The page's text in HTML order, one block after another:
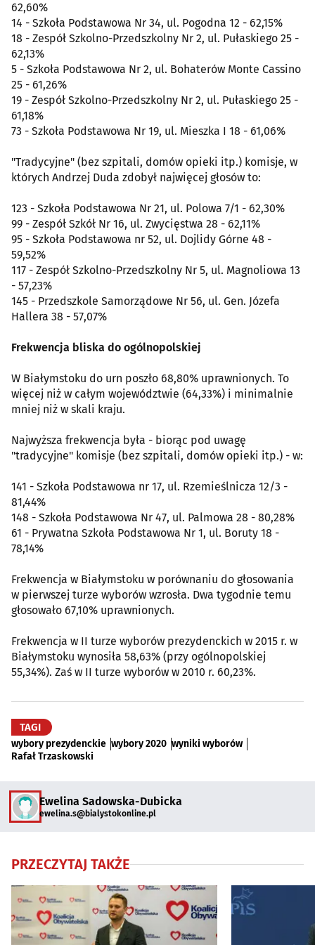
62,60%
14 - Szkoła Podstawowa Nr 34, ul. Pogodna 12 - 62,15%
18 - Zespół Szkolno-Przedszkolny Nr 2, ul. Pułaskiego 25 -
62,13%
5 - Szkoła Podstawowa Nr 2, ul. Bohaterów Monte Cassino
25 - 61,26%
19 - Zespół Szkolno-Przedszkolny Nr 2, ul. Pułaskiego 25 -
61,18%
73 - Szkoła Podstawowa Nr 19, ul. Mieszka I 18 - 61,06%
"Tradycyjne" (bez szpitali, domów opieki itp.) komisje, w
których Andrzej Duda zdobył najwięcej głosów to:
123 - Szkoła Podstawowa Nr 21, ul. Polowa 7/1 - 62,30%
99 - Zespół Szkół Nr 16, ul. Zwycięstwa 28 - 62,11%
95 - Szkoła Podstawowa nr 52, ul. Dojlidy Górne 48 -
59,52%
117 - Zespół Szkolno-Przedszkolny Nr 5, ul. Magnoliowa 13
- 57,23%
145 - Przedszkole Samorządowe Nr 56, ul. Gen. Józefa
Hallera 38 - 57,07%
Frekwencja bliska do ogólnopolskiej
W Białymstoku do urn poszło 68,80% uprawnionych. To
więcej niż w całym województwie (64,33%) i minimalnie
mniej niż w skali kraju.
Najwyższa frekwencja była - biorąc pod uwagę
"tradycyjne" komisje (bez szpitali, domów opieki itp.) - w:
141 - Szkoła Podstawowa nr 17, ul. Rzemieślnicza 12/3 -
81,44%
148 - Szkoła Podstawowa Nr 47, ul. Palmowa 28 - 80,28%
61 - Prywatna Szkoła Podstawowa Nr 1, ul. Boruty 18 -
78,14%
Frekwencja w Białymstoku w porównaniu do głosowania
w pierwszej turze wyborów wzrosła. Dwa tygodnie temu
głosowało 67,10% uprawnionych.
Frekwencja w II turze wyborów prezydenckich w 2015 r. w
Białymstoku wynosiła 58,63% (przy ogólnopolskiej
55,34%). Zaś w II turze wyborów w 2010 r. 60,23%.
TAGI
wybory prezydenckie wybory 2020 wyniki wyborów
Rafał Trzaskowski
Ewelina Sadowska-Dubicka
ewelina.s@bialystokonline.pl
PRZECZYTAJ TAKŻE